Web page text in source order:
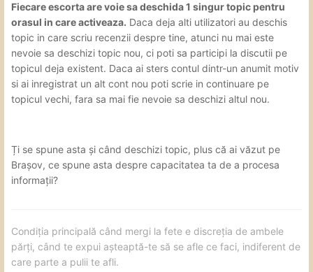
Fiecareescorta are voie sa deschida 1 singur topic pentru
orasul in care activeaza. Daca deja alti utilizatori au deschis
topic in care scriu recenzii despre tine, atunci nu mai este
nevoie sa deschizi topic nou, ci poti sa participi la discutii pe
topicul deja existent. Daca ai sters contul dintr-un anumit motiv
si ai inregistrat un alt cont nou poti scrie in continuare pe
topicul vechi, fara sa mai fie nevoie sa deschizi altul nou.
Ți se spune asta și când deschizi topic, plus că ai văzut pe
Brașov, ce spune asta despre capacitatea ta de a procesa
informații?
Condiția principală când mergi la fete e discreția de ambele
părți, când te expui așteaptă-te să se afle ce faci, indiferent de
care parte a pulii te afli.